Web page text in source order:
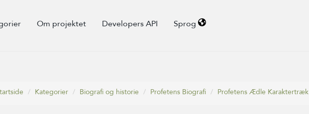
Om projektet Developers API Sprog
Kategorier Biografi og historie Profetens Biografi Profetens Ædle Karaktertræk